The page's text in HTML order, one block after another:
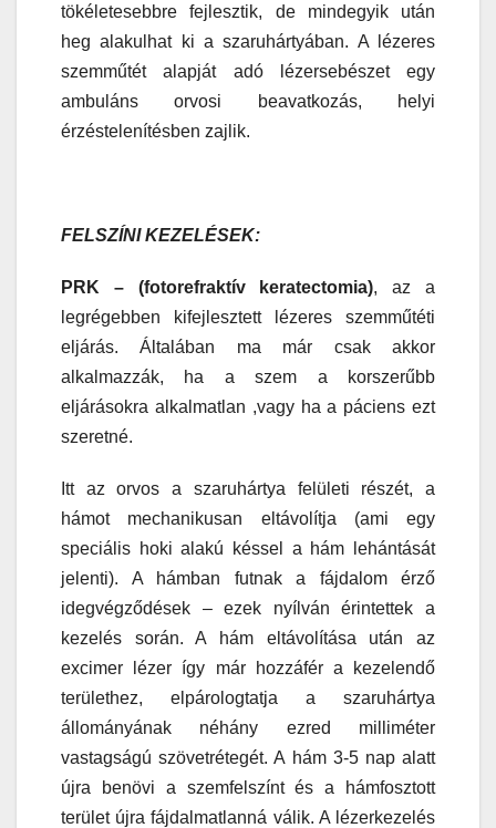
tökéletesebbre fejlesztik, de mindegyik után
heg alakulhat ki a szaruhártyában. A lézeres
szemműtét alapját adó lézersebészet egy
ambuláns orvosi beavatkozás, helyi
érzéstelenítésben zajlik.
FELSZÍNI KEZELÉSEK:
PRK – (fotorefraktív keratectomia), az a
legrégebben kifejlesztett lézeres szemműtéti
eljárás. Általában ma már csak akkor
alkalmazzák, ha a szem a korszerűbb
eljárásokra alkalmatlan ,vagy ha a páciens ezt
szeretné.
Itt az orvos a szaruhártya felületi részét, a
hámot mechanikusan eltávolítja (ami egy
speciális hoki alakú késsel a hám lehántását
jelenti). A hámban futnak a fájdalom érző
idegvégződések – ezek nyílván érintettek a
kezelés során. A hám eltávolítása után az
excimer lézer így már hozzáfér a kezelendő
területhez, elpárologtatja a szaruhártya
állományának néhány ezred milliméter
vastagságú szövetrétegét. A hám 3-5 nap alatt
újra benövi a szemfelszínt és a hámfosztott
terület újra fájdalmatlanná válik. A lézerkezelés